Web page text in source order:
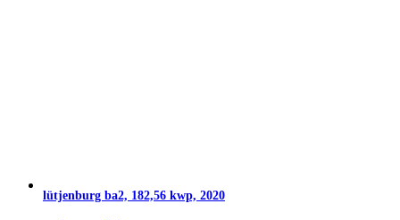
lütjenburg ba2, 182,56 kwp, 2020